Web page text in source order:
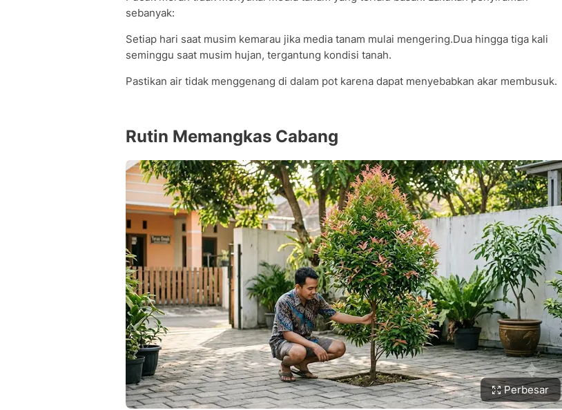
sebanyak:
Setiap hari saat musim kemarau jika media tanam mulai mengering.Dua hingga tiga kali
seminggu saat musim hujan, tergantung kondisi tanah.
Pastikan air tidak menggenang di dalam pot karena dapat menyebabkan akar membusuk.
Rutin Memangkas Cabang
Perbesar